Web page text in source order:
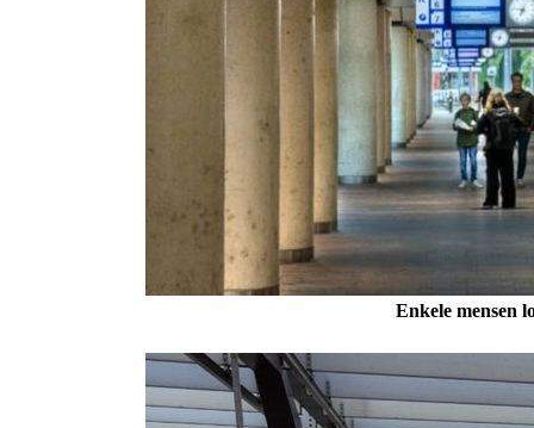
Enkele mensen